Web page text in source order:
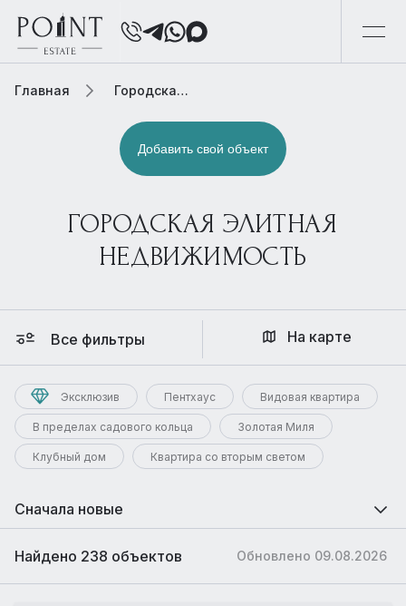
Главная Городская элитная недвижимость
Добавить свой объект
ГОРОДСКАЯ ЭЛИТНАЯ
НЕДВИЖИМОСТЬ
Все фильтры
Эксклюзив Пентхаус Видовая квартира
В пределах садового кольца Золотая Миля
Клубный дом Квартира со вторым светом
На карте
Сначала новые
Обновлено 09.08.2026
Найдено 238 объектов